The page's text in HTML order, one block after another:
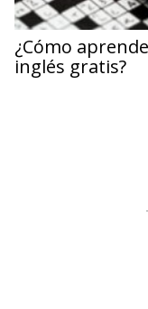
¿Cómo
inglés gratis?